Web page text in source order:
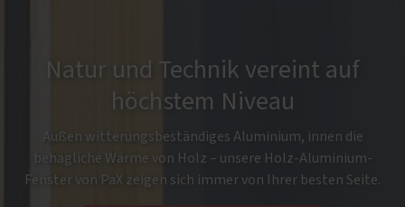
Natur und Technik vereint auf
höchstem Niveau
Außen witterungsbeständiges Aluminium, innen die
behagliche Wärme von Holz – unsere Holz-Aluminium-
Fenster von PaX zeigen sich immer von Ihrer besten Seite.